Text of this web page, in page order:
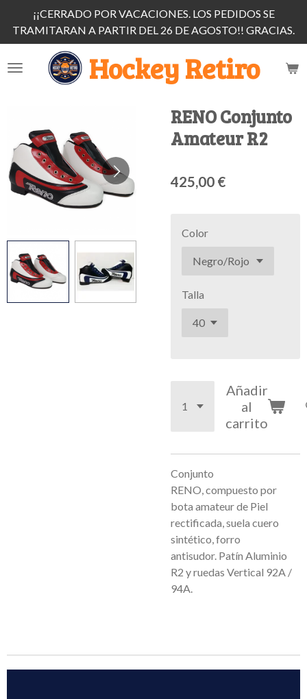
al
contenido
principal
Hockey Retiro
¡¡CERRADO POR VACACIONES. LOS PEDIDOS SE
TRAMITARAN A PARTIR DEL 26 DE AGOSTO!! GRACIAS.
RENO Conjunto
Amateur R2
425,00 €
Color
Talla
Añadir
al
carrito
Conjunto
RENO, compuesto por
bota amateur de Piel
rectificada, suela cuero
sintético, forro
antisudor. Patín Aluminio
R2 y ruedas Vertical 92A /
94A.